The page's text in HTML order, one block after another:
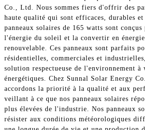
Co., Ltd. Nous sommes fiers d'offrir des
haute qualité qui sont efficaces, durables et
panneaux solaires de 165 watts sont
l'énergie du soleil et la convertir en
renouvelable. Ces panneaux sont parfaits
résidentielles, commerciales et
solution respectueuse de l'environnement à
énergétiques. Chez Sunnal Solar Energy
accordons la priorité à la qualité et aux
veillant à ce que nos panneaux solaires
plus élevées de l'industrie. Nos panneaux
résister aux conditions météorologiques